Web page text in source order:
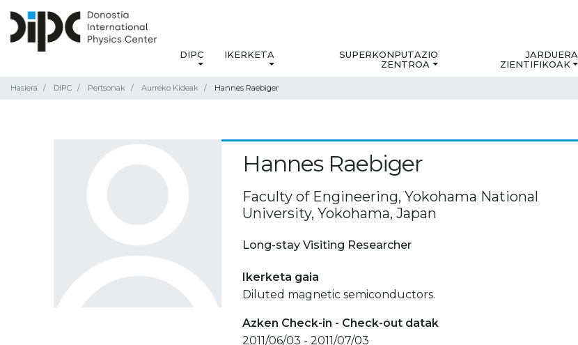
DIPC IKERKETA
SUPERKONPUTAZIO
ZENTROA
JARDUERA
ZIENTIFIKOAK
Hasiera DIPC Pertsonak Aurreko Kideak Hannes Raebiger
Hannes Raebiger
Faculty of Engineering, Yokohama National
University, Yokohama, Japan
Long-stay Visiting Researcher
Ikerketa gaia
Diluted magnetic semiconductors.
Azken Check-in - Check-out datak
2011/06/03 - 2011/07/03